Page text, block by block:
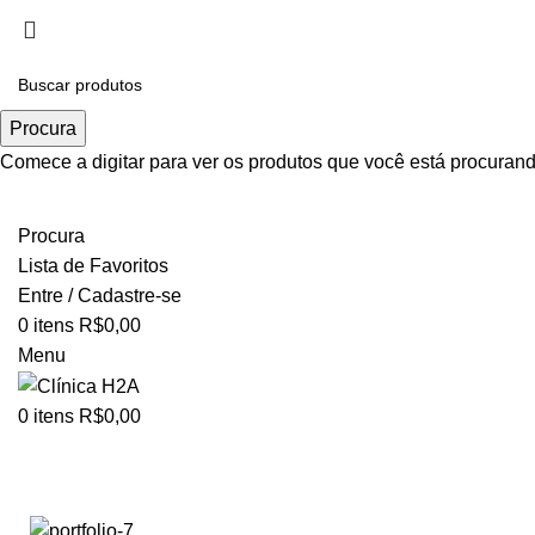
Trabalhe Conosco
Procura
Lista de Favoritos
Entre / Cadastre-se
0 itens R$0,00
Menu
0 itens R$0,00
Procura
Comece a digitar para ver os produtos que você está